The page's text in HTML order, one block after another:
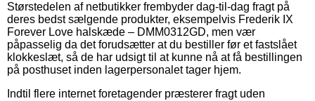
Størstedelen af netbutikker frembyder dag-til-dag fragt på
deres bedst sælgende produkter, eksempelvis Frederik IX
Forever Love halskæde – DMM0312GD, men vær
påpasselig da det forudsætter at du bestiller før et fastslået
klokkeslæt, så de har udsigt til at kunne nå at få bestillingen
på posthuset inden lagerpersonalet tager hjem.
Indtil flere internet foretagender præsterer fragt uden